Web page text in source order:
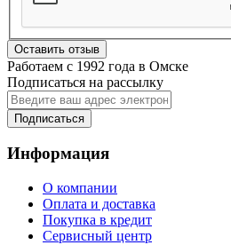
Оставить отзыв
Работаем с 1992 года в Омске
Подписаться на рассылку
Подписаться
Информация
О компании
Оплата и доставка
Покупка в кредит
Сервисный центр